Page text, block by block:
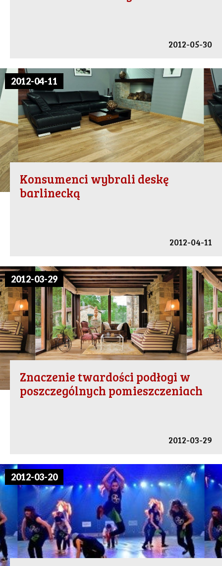
2012-05-30
2012-04-11
Konsumenci wybrali deskę
barlinecką
2012-04-11
2012-03-29
Znaczenie twardości podłogi w
poszczególnych pomieszczeniach
2012-03-29
2012-03-20